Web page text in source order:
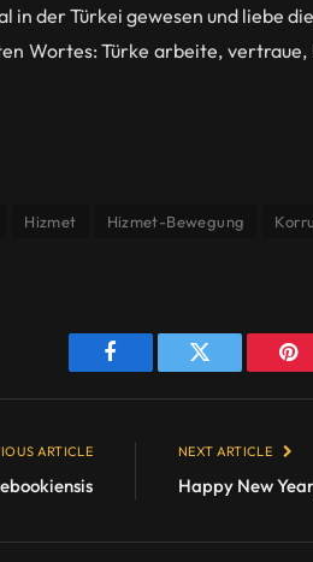
in der Türkei gewesen und liebe
Wortes: Türke arbeite, vertraue,
Hizmet Hizmet-Bewegung
Facebook Twitter
ARTICLE NEXT ARTICLE
Happy New